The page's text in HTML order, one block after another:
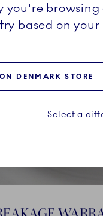
you're
based on
DENMARK STORE
Select a